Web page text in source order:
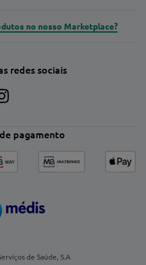
no nosso Marketplace?
redes sociais
pagamento
de Saúde, S.A